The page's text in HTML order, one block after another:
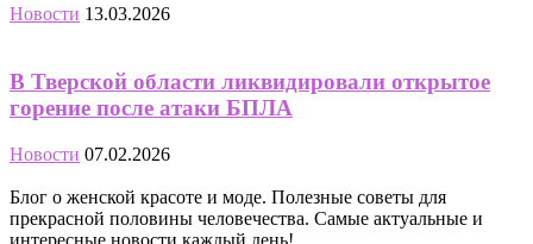
Новости 13.03.2026
В Тверской области ликвидировали открытое
горение после атаки БПЛА
Новости 07.02.2026
Блог о женской красоте и моде. Полезные советы для
прекрасной половины человечества. Самые актуальные и
интересные новости каждый день!